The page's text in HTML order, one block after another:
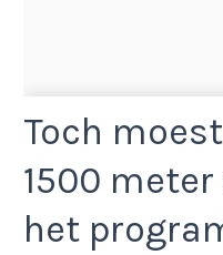
Toch
1500
het